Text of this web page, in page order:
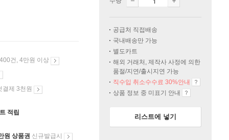
건, 4만원 이상
결제 3천원
적립
원 상품권 신규발급시
공급처 직접배송
국내배송만 가능
별도카트
해외 거래처, 제작사 사정에 의한
품절/지연/출시지연 가능
직수입 취소수수료 30%안내
상품 정보 중 미표기 안내
리스트에 넣기